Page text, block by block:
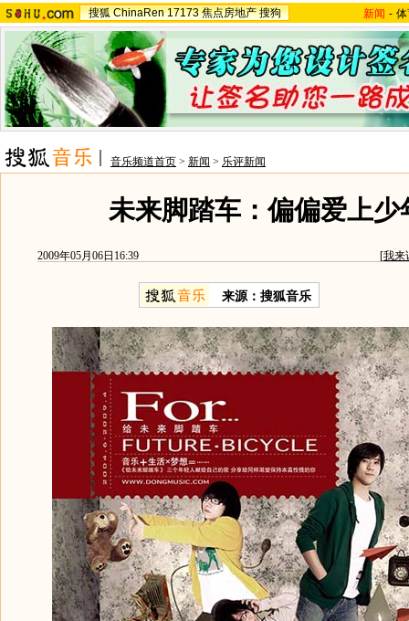
搜狐 ChinaRen 17173 焦点房地产 搜狗 新闻 -
音乐频道首页 > 新闻 > 乐评新闻
未来脚踏车：偏偏爱上少
2009年05月06日16:39 [我来
来源： 搜狐音乐